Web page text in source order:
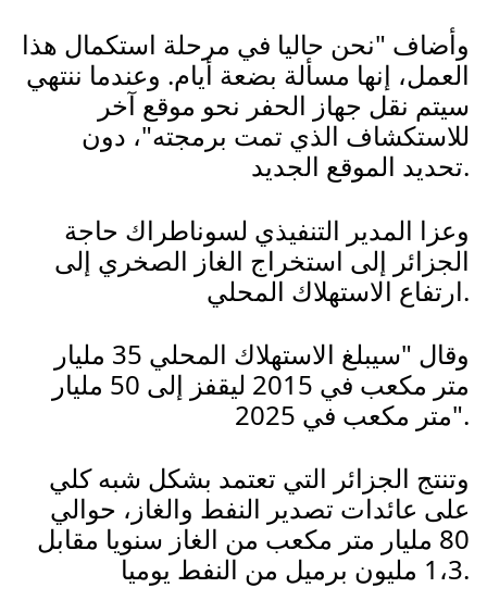
وأضاف "نحن حاليا في مرحلة استكمال هذا
العمل، إنها مسألة بضعة أيام. وعندما ننتهي
سيتم نقل جهاز الحفر نحو موقع آخر
للاستكشاف الذي تمت برمجته"، دون
تحديد الموقع الجديد.
وعزا المدير التنفيذي لسوناطراك حاجة
الجزائر إلى استخراج الغاز الصخري إلى
ارتفاع الاستهلاك المحلي.
وقال "سيبلغ الاستهلاك المحلي 35 مليار
متر مكعب في 2015 ليقفز إلى 50 مليار
متر مكعب في 2025".
وتنتج الجزائر التي تعتمد بشكل شبه كلي
على عائدات تصدير النفط والغاز، حوالي
80 مليار متر مكعب من الغاز سنويا مقابل
1،3 مليون برميل من النفط يوميا.